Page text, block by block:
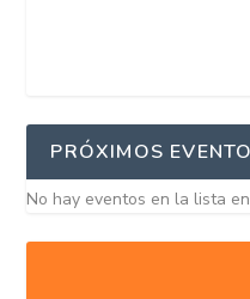
PRÓXIMOS
No hay eventos en la lista